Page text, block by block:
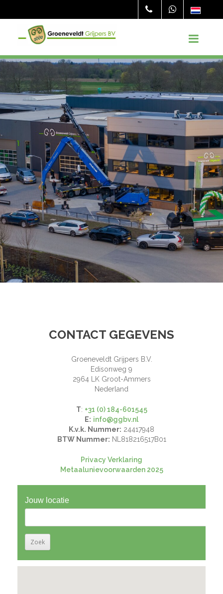
CONTACT GEGEVENS
Groeneveldt Grijpers B.V.
Edisonweg 9
2964 LK Groot-Ammers
Nederland
T: +31 (0) 184-601545
E: info@ggbv.nl
K.v.k. Nummer: 24417948
BTW Nummer: NL818216517B01
Privacy Verklaring
Metaalunievoorwaarden 2025
Jouw locatie